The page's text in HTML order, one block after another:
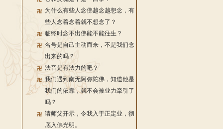
为什么有些人念佛越念越想念，有
些人念着念着就不想念了？
临终时念不出佛能不能往生？
名号是自己主动而来，不是我们念
出来的吗？
法音是有法力的吧？
我们遇到南无阿弥陀佛，知道他是
我们的依靠，就不会被业力牵引了
吗？
请师父开示，令我入于正定业，彻
底入佛光明。